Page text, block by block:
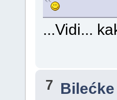
...Vidi...
7